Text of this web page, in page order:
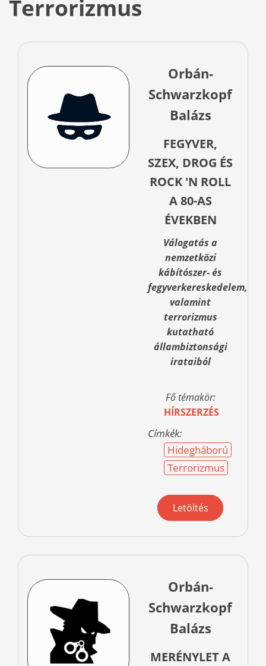
Terrorizmus
Orbán-
Schwarzkopf
Balázs
FEGYVER,
SZEX, DROG ÉS
ROCK 'N ROLL
A 80-AS
ÉVEKBEN
Válogatás a
nemzetközi
kábítószer- és
fegyverkereskedelem,
valamint
terrorizmus
kutatható
állambiztonsági
irataiból
Fő témakör:
HÍRSZERZÉS
Címkék:
Hidegháború
Terrorizmus
Letöltés
Orbán-
Schwarzkopf
Balázs
MERÉNYLET A